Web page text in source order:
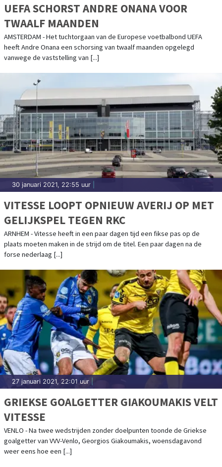
UEFA SCHORST ANDRE ONANA VOOR
TWAALF MAANDEN
AMSTERDAM - Het tuchtorgaan van de Europese voetbalbond UEFA
heeft Andre Onana een schorsing van twaalf maanden opgelegd
vanwege de vaststelling van [...]
30 januari 2021, 22:55 uur
VITESSE LOOPT OPNIEUW AVERIJ OP MET
GELIJKSPEL TEGEN RKC
ARNHEM - Vitesse heeft in een paar dagen tijd een fikse pas op de
plaats moeten maken in de strijd om de titel. Een paar dagen na de
forse nederlaag [...]
27 januari 2021, 22:01 uur
GRIEKSE GOALGETTER GIAKOUMAKIS VELT
VITESSE
VENLO - Na twee wedstrijden zonder doelpunten toonde de Griekse
goalgetter van VVV-Venlo, Georgios Giakoumakis, woensdagavond
weer eens hoe een [...]